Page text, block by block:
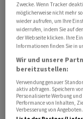
Jahres-Hoch,
Allzeithoch.
1989, was
japanischen
Jahre zeugt.
Auch in Australien
S&P/ASX 200 stieg
während der
auf 16 343,93
Zwecke. Wenn Tracker
möglicherweise nicht mehr
wieder aufrufen, um Ihre
widerrufen, indem Sie auf
der Webseite klicken. Ihre
Informationen finden Sie in
Wir und unsere
bereitzustellen:
Verwendung genauer
aktiv abfragen. Speichern
Personalisierte Werbung
Performance von Inhalten,
Verbesserung von Angeboten.